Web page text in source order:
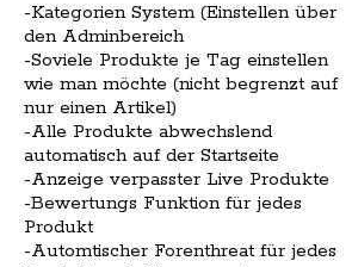
-Kategorien System (Einstellen über
den Adminbereich
-Soviele Produkte je Tag einstellen
wie man möchte (nicht begrenzt auf
nur einen Artikel)
-Alle Produkte abwechslend
automatisch auf der Startseite
-Anzeige verpasster Live Produkte
-Bewertungs Funktion für jedes
Produkt
-Automtischer Forenthreat für jedes